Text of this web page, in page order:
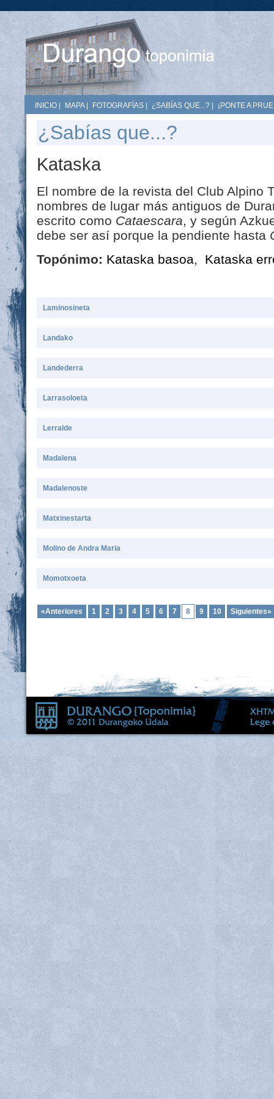
INICIO MAPA| FOTOGRAFÍAS ¿SABÍAS QUE...? ¡PONTE A
¿Sabías que...?
Kataska
El nombre de la revista del Club Alpino
nombres de lugar más antiguos de
escrito como Cataescara, y según
debe ser así porque la pendiente hasta
Topónimo: Kataska basoa, Kataska
Laminosineta
Landako
Landederra
Larrasoloeta
Lerralde
Madalena
Madalenoste
Matxinestarta
Molino de Andra Maria
Momotxoeta
«Anteriores 1 2 3 4 5 6 7 8 9 10 Siguientes»